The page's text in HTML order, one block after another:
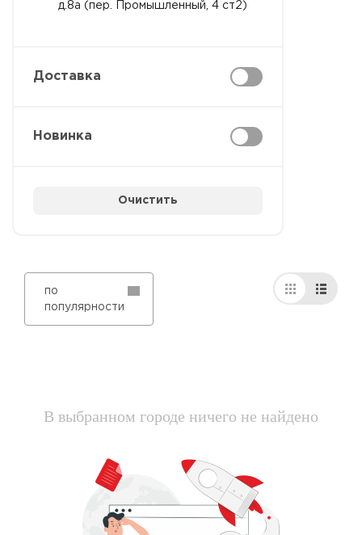
д.8а (пер. Промышленный, 4 ст2)
Доставка
Новинка
Очистить
по
популярности
В выбранном городе ничего не найдено